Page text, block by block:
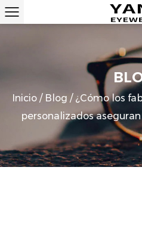
Inicio/ Blog / ¿Cómo los
personalizados